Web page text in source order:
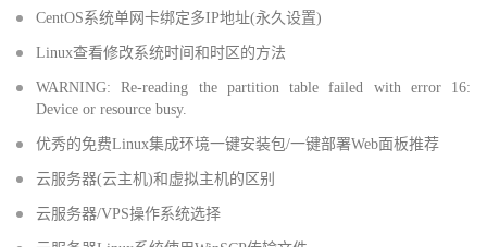
CentOS系统单网卡绑定多IP地址(永久设置)
Linux查看修改系统时间和时区的方法
WARNING: Re-reading the partition table failed with error 16:
Device or resource busy.
优秀的免费Linux集成环境一键安装包/一键部署Web面板推荐
云服务器(云主机)和虚拟主机的区别
云服务器/VPS操作系统选择